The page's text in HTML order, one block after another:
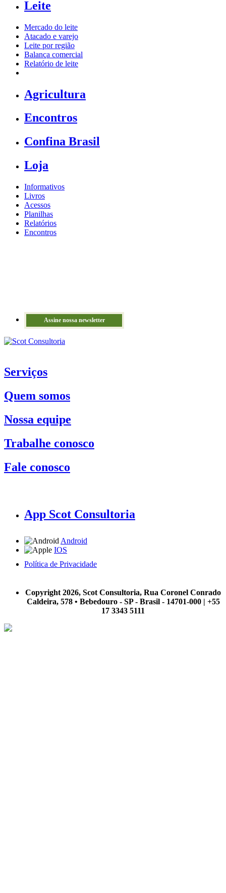
Leite
Mercado do leite
Atacado e varejo
Leite por região
Balança comercial
Relatório de leite
Agricultura
Encontros
Confina Brasil
Loja
Informativos
Livros
Acessos
Planilhas
Relatórios
Encontros
Assine nossa newsletter
Serviços
Quem somos
Nossa equipe
Trabalhe conosco
Fale conosco
App Scot Consultoria
Android
IOS
Política de Privacidade
Copyright 2026, Scot Consultoria, Rua Coronel Conrado
Caldeira, 578 • Bebedouro - SP - Brasil - 14701-000 | +55
17 3343 5111